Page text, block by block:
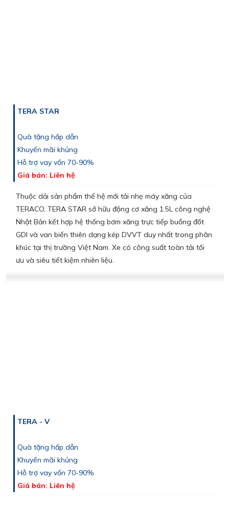
TERA STAR
Quà tặng hấp dẫn
Khuyến mãi khủng
Hỗ trợ vay vốn 70-90%
Giá bán: Liên hệ
Thuộc dải sản phẩm thế hệ mới tải nhẹ máy xăng của
TERACO, TERA STAR sở hữu động cơ xăng 1.5L công nghệ
Nhật Bản kết hợp hệ thống bơm xăng trực tiếp buồng đốt
GDI và van biến thiên dạng kép DVVT duy nhất trong phân
khúc tại thị trường Việt Nam. Xe có công suất toàn tải tối
ưu và siêu tiết kiệm nhiên liệu.
TERA - V
Quà tặng hấp dẫn
Khuyến mãi khủng
Hỗ trợ vay vốn 70-90%
Giá bán: Liên hệ